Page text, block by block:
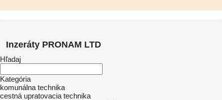
Inzeráty PRONAM LTD
Hľadaj
Kategória
komunálna technika
cestná upratovacia technika